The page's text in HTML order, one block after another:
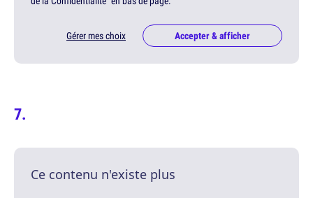
Gérer mes choix Accepter & afficher
Ce contenu n'existe plus